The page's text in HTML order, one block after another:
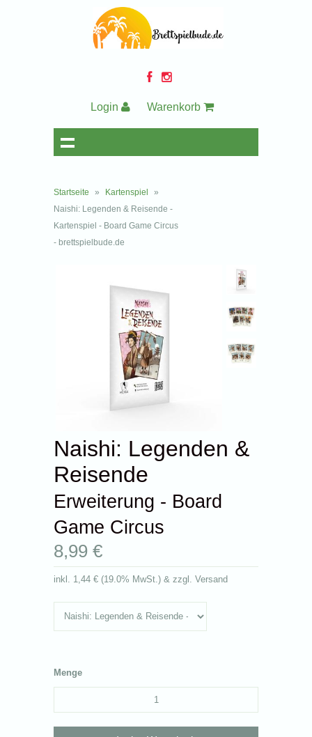
Login Warenkorb
Startseite » Kartenspiel
»
Naishi: Legenden & Reisende -
Kartenspiel - Board Game Circus
- brettspielbude.de
Naishi: Legenden &
Reisende
Erweiterung - Board
Game Circus
8,99 €
inkl. 1,44 € (19.0% MwSt.) & zzgl. Versand
Menge